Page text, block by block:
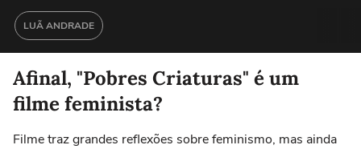
LUÃ ANDRADE
Afinal, "Pobres Criaturas" é um
filme feminista?
Filme traz grandes reflexões sobre feminismo, mas ainda